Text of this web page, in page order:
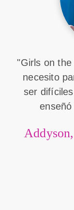
"Girls on
necesito
ser